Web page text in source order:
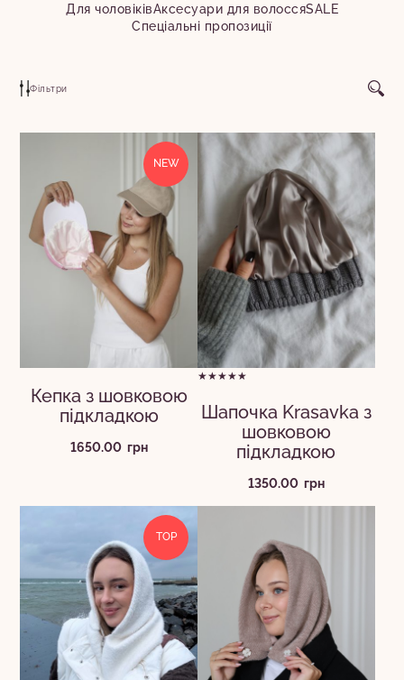
Для чоловіківАксесуари для волоссяSALE
Спеціальні пропозиції
Фільтри
NEW
Кепка з шовковою
підкладкою
1650.00 грн
★★★★★
Шапочка Krasavka з
шовковою
підкладкою
1350.00 грн
TOP